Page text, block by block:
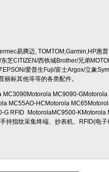
易腾迈, TOMTOM,Garmin,HP惠
芝CITIZEN/西铁城Brother/兄弟
爱普生Fuji/富士Argox/立象
标其他等等的各类配件。
MC3090Motorola MC9090-
MC55AO-HCMotorola
G RFID MotorolaMC9500-KMotorola
持指纹采集终端、抄表机、RFID(电子